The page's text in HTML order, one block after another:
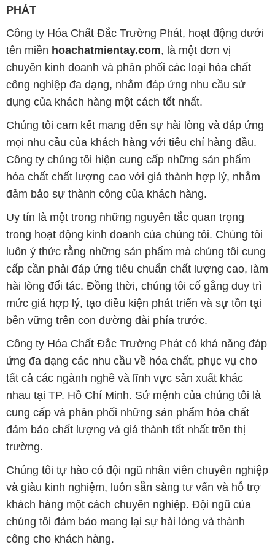
PHÁT
Công ty Hóa Chất Đắc Trường Phát, hoạt động dưới
tên miền hoachatmientay.com, là một đơn vị
chuyên kinh doanh và phân phối các loại hóa chất
công nghiệp đa dạng, nhằm đáp ứng nhu cầu sử
dụng của khách hàng một cách tốt nhất.
Chúng tôi cam kết mang đến sự hài lòng và đáp ứng
mọi nhu cầu của khách hàng với tiêu chí hàng đầu.
Công ty chúng tôi hiện cung cấp những sản phẩm
hóa chất chất lượng cao với giá thành hợp lý, nhằm
đảm bảo sự thành công của khách hàng.
Uy tín là một trong những nguyên tắc quan trọng
trong hoạt động kinh doanh của chúng tôi. Chúng tôi
luôn ý thức rằng những sản phẩm mà chúng tôi cung
cấp cần phải đáp ứng tiêu chuẩn chất lượng cao, làm
hài lòng đối tác. Đồng thời, chúng tôi cố gắng duy trì
mức giá hợp lý, tạo điều kiện phát triển và sự tồn tại
bền vững trên con đường dài phía trước.
Công ty Hóa Chất Đắc Trường Phát có khả năng đáp
ứng đa dạng các nhu cầu về hóa chất, phục vụ cho
tất cả các ngành nghề và lĩnh vực sản xuất khác
nhau tại TP. Hồ Chí Minh. Sứ mệnh của chúng tôi là
cung cấp và phân phối những sản phẩm hóa chất
đảm bảo chất lượng và giá thành tốt nhất trên thị
trường.
Chúng tôi tự hào có đội ngũ nhân viên chuyên nghiệp
và giàu kinh nghiệm, luôn sẵn sàng tư vấn và hỗ trợ
khách hàng một cách chuyên nghiệp. Đội ngũ của
chúng tôi đảm bảo mang lại sự hài lòng và thành
công cho khách hàng.